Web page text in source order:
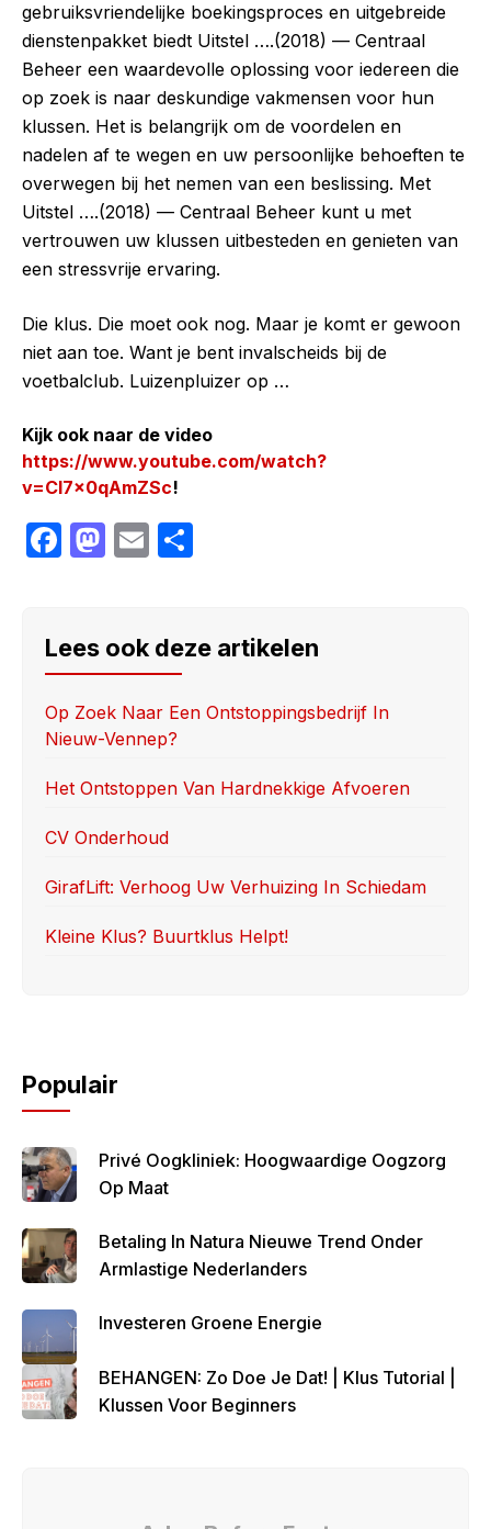
gebruiksvriendelijke boekingsproces en uitgebreide
dienstenpakket biedt Uitstel ….(2018) — Centraal
Beheer een waardevolle oplossing voor iedereen die
op zoek is naar deskundige vakmensen voor hun
klussen. Het is belangrijk om de voordelen en
nadelen af te wegen en uw persoonlijke behoeften te
overwegen bij het nemen van een beslissing. Met
Uitstel ….(2018) — Centraal Beheer kunt u met
vertrouwen uw klussen uitbesteden en genieten van
een stressvrije ervaring.
Die klus. Die moet ook nog. Maar je komt er gewoon
niet aan toe. Want je bent invalscheids bij de
voetbalclub. Luizenpluizer op …
Kijk ook naar de video
https://www.youtube.com/watch?
v=CI7x0qAmZSc!
F
e
b
o
o
k
M
o
d
o
n
E
e
Lees ook deze artikelen
Op Zoek Naar Een Ontstoppingsbedrijf In
Nieuw-Vennep?
Het Ontstoppen Van Hardnekkige Afvoeren
CV Onderhoud
GirafLift: Verhoog Uw Verhuizing In Schiedam
Kleine Klus? Buurtklus Helpt!
Populair
Privé Oogkliniek: Hoogwaardige Oogzorg
Op Maat
Betaling In Natura Nieuwe Trend Onder
Armlastige Nederlanders
Investeren Groene Energie
BEHANGEN: Zo Doe Je Dat! | Klus Tutorial |
Klussen Voor Beginners